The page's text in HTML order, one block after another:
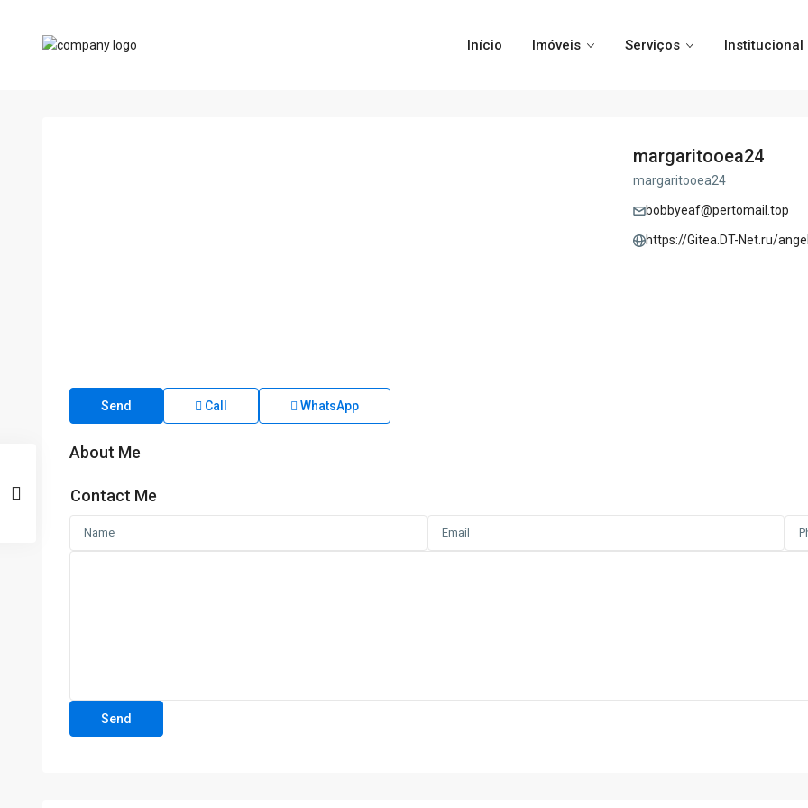
Início Imóveis Serviços Institucional
margaritooea24
margaritooea24
bobbyeaf@pertomail.top
https://Gitea.DT-Net.ru/
Send Call WhatsApp
About Me
Contact Me